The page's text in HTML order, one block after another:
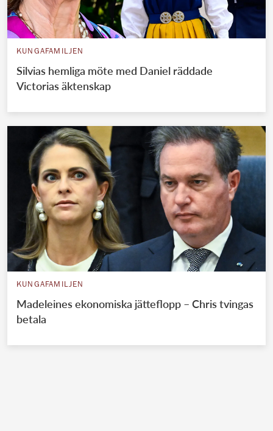
KUNGAFAMILJEN
Silvias hemliga möte med Daniel räddade
Victorias äktenskap
KUNGAFAMILJEN
Madeleines ekonomiska jätteflopp – Chris tvingas
betala